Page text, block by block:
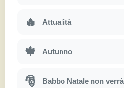
🔥 Attualità
🍁 Autunno
🎅 Babbo Natale non verrà